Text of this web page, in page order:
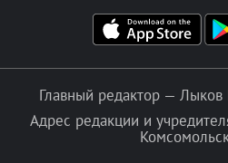
Главный редактор —
Адрес редакции и